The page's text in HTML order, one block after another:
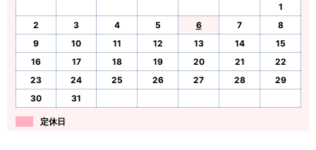
1
2
3 4 5 6 7
8
9
10 11 12 13 14
15
16
17 18 19 20 21
22
23
24 25 26 27 28
29
30
31
定休日